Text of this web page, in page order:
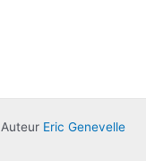
Eric Genevelle